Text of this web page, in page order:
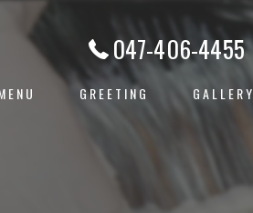
047-406-4455
GREETING GALLERY